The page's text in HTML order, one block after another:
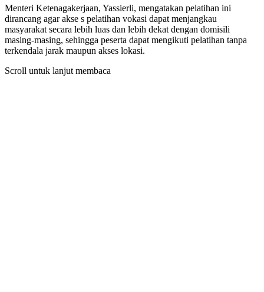
Menteri Ketenagakerjaan, Yassierli, mengatakan pelatihan ini
dirancang agar akse s pelatihan vokasi dapat menjangkau
masyarakat secara lebih luas dan lebih dekat dengan domisili
masing-masing, sehingga peserta dapat mengikuti pelatihan tanpa
terkendala jarak maupun akses lokasi.
Scroll untuk lanjut membaca